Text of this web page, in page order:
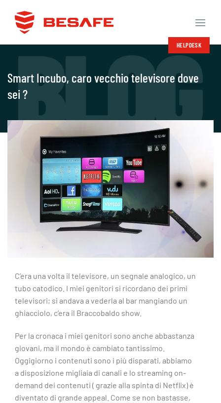
contenuti
HELPDESK
Smart Incubo, caro vecchio televisore dove
sei ?
C’era una volta il televisore, un segnale analogico, un
tubo catodico. I miei genitori si ricordano dei primi
televisori; si andava a vederla al bar mangiando un
ghiacciolo, c’era il Braccobaldo show.
Per la cronaca i miei genitori sono anche abbastanza
giovani, ma il mondo è cambiato tantissimo.
Oggigiorno i contenuti sono i più disparati, abbiamo
a disposizione migliaia di canali e lo streaming on-
demand dei contenuti ( grazie alla spinta di Netflix) è
diventato di grande appeal. Come se non bastasse,